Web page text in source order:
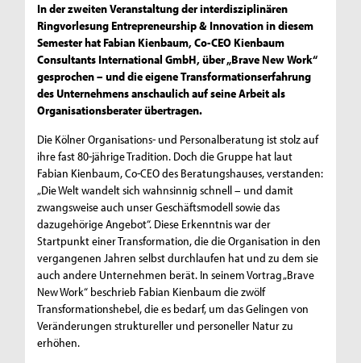
In der zweiten Veranstaltung der interdisziplinären
Ringvorlesung Entrepreneurship & Innovation in diesem
Semester hat Fabian Kienbaum, Co-CEO Kienbaum
Consultants International GmbH, über „Brave New Work“
gesprochen – und die eigene Transformationserfahrung
des Unternehmens anschaulich auf seine Arbeit als
Organisationsberater übertragen.
Die Kölner Organisations- und Personalberatung ist stolz auf
ihre fast 80-jährige Tradition. Doch die Gruppe hat laut
Fabian Kienbaum, Co-CEO des Beratungshauses, verstanden:
„Die Welt wandelt sich wahnsinnig schnell – und damit
zwangsweise auch unser Geschäftsmodell sowie das
dazugehörige Angebot“. Diese Erkenntnis war der
Startpunkt einer Transformation, die die Organisation in den
vergangenen Jahren selbst durchlaufen hat und zu dem sie
auch andere Unternehmen berät. In seinem Vortrag „Brave
New Work“ beschrieb Fabian Kienbaum die zwölf
Transformationshebel, die es bedarf, um das Gelingen von
Veränderungen struktureller und personeller Natur zu
erhöhen.